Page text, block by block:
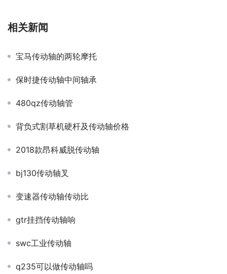
相关新闻
宝马传动轴的两轮摩托
保时捷传动轴中间轴承
480qz传动轴管
背负式割草机硬杆及传动轴价格
2018款昂科威脱传动轴
bj130传动轴叉
变速器传动轴传动比
gtr挂挡传动轴响
swc工业传动轴
q235可以做传动轴吗